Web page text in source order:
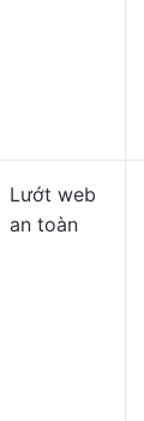
Lướt web
an toàn